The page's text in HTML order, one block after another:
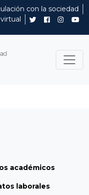
con la sociedad
académicos
laborales